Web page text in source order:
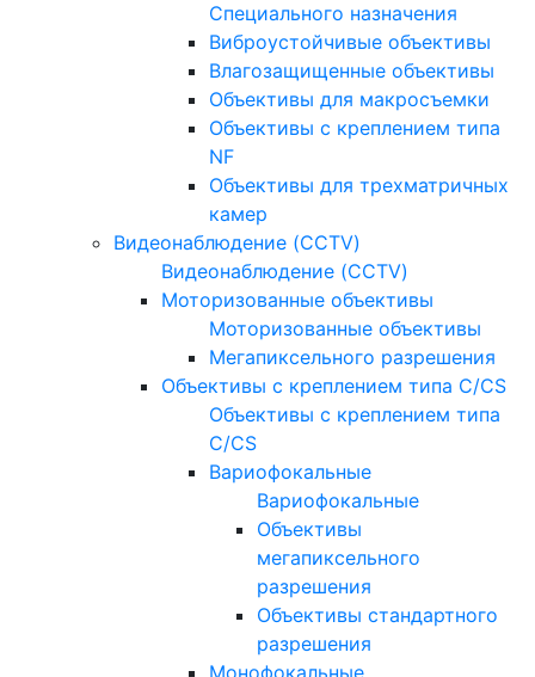
Специального назначения
Виброустойчивые объективы
Влагозащищенные объективы
Объективы для макросъемки
Объективы с креплением типа
NF
Объективы для трехматричных
камер
Видеонаблюдение (CCTV)
Видеонаблюдение (CCTV)
Моторизованные объективы
Моторизованные объективы
Мегапиксельного разрешения
Объективы с креплением типа C/CS
Объективы с креплением типа
C/CS
Вариофокальные
Вариофокальные
Объективы
мегапиксельного
разрешения
Объективы стандартного
разрешения
Монофокальные